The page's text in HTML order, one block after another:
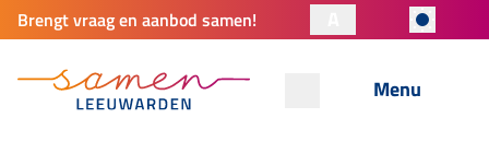
Brengt vraag en aanbod samen!
Menu